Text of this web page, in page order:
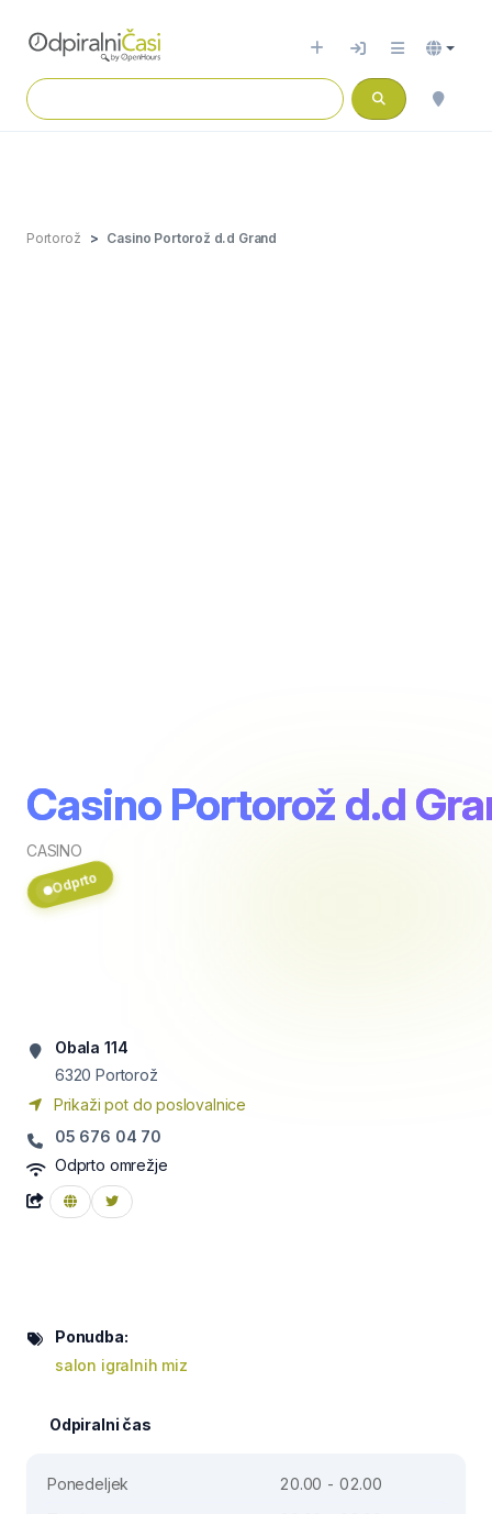
Portorož Casino Portorož d.d Grand
Casino Portorož d.d
CASINO
Odprto
Obala 114
6320 Portorož
Prikaži pot do poslovalnice
05 676 04 70
Odprto omrežje
Ponudba:
salon igralnih miz
Odpiralni čas
Ponedeljek
20.00 - 02.00